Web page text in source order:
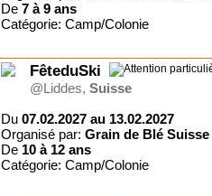
De 7 à 9 ans
Catégorie: Camp/Colonie
FêteduSki
@Liddes, Suisse
Du 07.02.2027 au 13.02.2027
Organisé par: Grain de Blé Suisse
De 10 à 12 ans
Catégorie: Camp/Colonie